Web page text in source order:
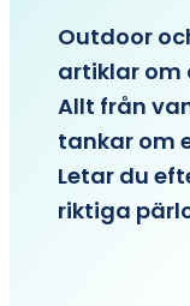
Outdoor
artiklar om
Allt från
tankar om
Letar du
riktiga